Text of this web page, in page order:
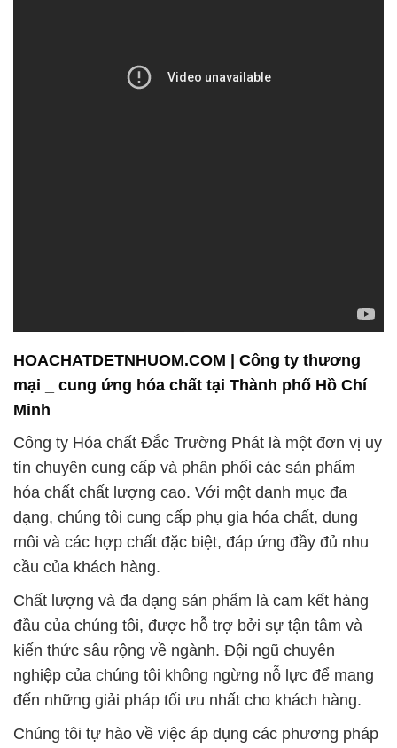
Công ty Hóa chất Đắc Trường Phát là một đơn vị uy
tín chuyên cung cấp và phân phối các sản phẩm
hóa chất chất lượng cao. Với một danh mục đa
dạng, chúng tôi cung cấp phụ gia hóa chất, dung
môi và các hợp chất đặc biệt, đáp ứng đầy đủ nhu
cầu của khách hàng.
Chất lượng và đa dạng sản phẩm là cam kết hàng
đầu của chúng tôi, được hỗ trợ bởi sự tận tâm và
kiến thức sâu rộng về ngành. Đội ngũ chuyên
nghiệp của chúng tôi không ngừng nỗ lực để mang
đến những giải pháp tối ưu nhất cho khách hàng.
Chúng tôi tự hào về việc áp dụng các phương pháp
tiên tiến nhất trong quá trình sản xuất hóa chất, từ
lựa chọn nguyên liệu đến kiểm tra cuối cùng. Điều
này đảm bảo rằng sản phẩm của chúng tôi luôn đáp
ứng các tiêu chuẩn an toàn và môi trường.